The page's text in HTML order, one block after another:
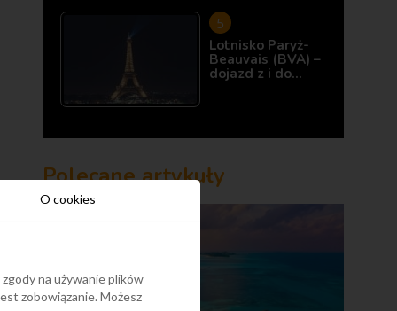
Lotnisko Paryż-
Beauvais (BVA) –
dojazd z i do…
Polecane artykuły
O cookies
na używanie plików
zobowiązanie. Możesz